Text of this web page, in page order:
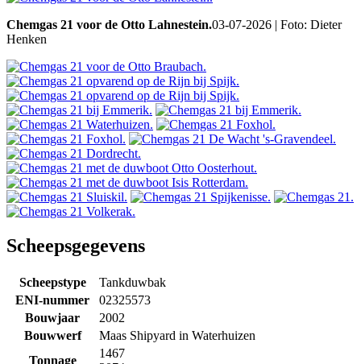
Chemgas 21 voor de Otto Lahnestein.03-07-2026 | Foto: Dieter
Henken
Scheepsgegevens
Scheepstype
Tankduwbak
ENI-nummer
02325573
Bouwjaar
2002
Bouwwerf
Maas Shipyard in Waterhuizen
Tonnage
1467